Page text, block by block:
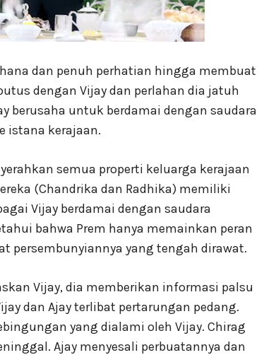
dan penuh perhatian hingga membuat
dengan Vijay dan perlahan dia jatuh
berusaha untuk berdamai dengan saudara
istana kerajaan.
semua properti keluarga kerajaan
(Chandrika dan Radhika) memiliki
Vijay berdamai dengan saudara
bahwa Prem hanya memainkan peran
persembunyiannya yang tengah dirawat.
Vijay, dia memberikan informasi palsu
dan Ajay terlibat pertarungan pedang.
yang dialami oleh Vijay. Chirag
Ajay menyesali perbuatannya dan